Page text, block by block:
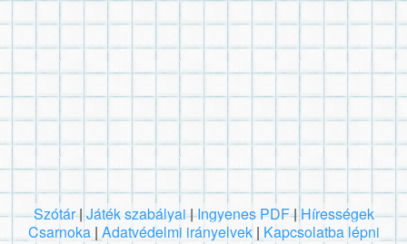
Szótár| Játék szabályai|Ingyenes PDF|Hírességek
Csarnoka| Adatvédelmi irányelvek| Kapcsolatba lépni